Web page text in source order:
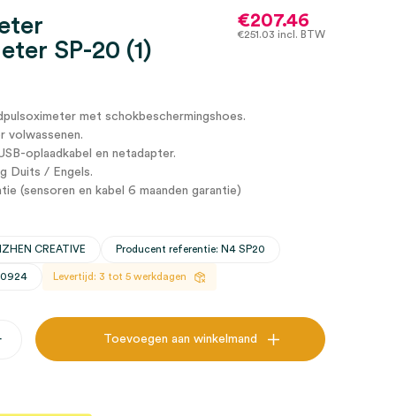
SP-20 (1)
€207.46
€251.03 incl. BTW
met schokbeschermingshoes.
volwassenen.
oplaadkabel en netadapter.
Duits / Engels.
(sensoren en kabel 6 maanden garantie)
CREATIVE Producent referentie: N4 SP20
Levertijd: 3 tot 5 werkdagen
Toevoegen aan winkelmand